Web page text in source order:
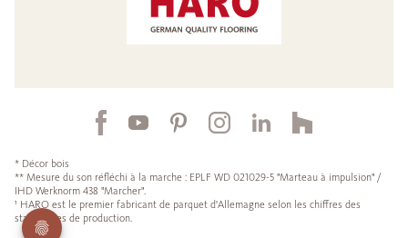
* Décor bois
** Mesure du son réfléchi à la marche : EPLF WD 021029-5 "Marteau à impulsion" /
IHD Werknorm 438 "Marcher".
¹ HARO est le premier fabricant de parquet d'Allemagne selon les chiffres des
statistiques de production.